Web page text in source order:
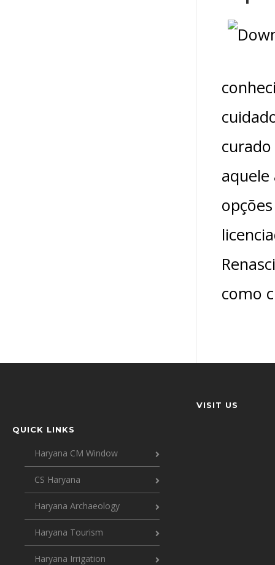
aquele
como
QUICK LINKS
Haryana CM Window
CS Haryana
Haryana Archaeology
Haryana Tourism
Haryana Irrigation
VISIT US